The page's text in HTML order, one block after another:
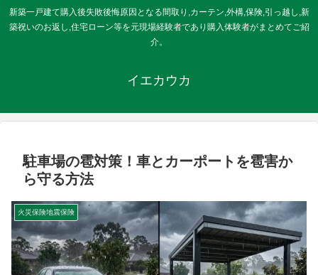
新築一戸建て購入後失敗後悔原因となる間取り,カーテン,外構,保険,引っ越し,新
築祝いのお返し,住宅ローン等を元現場経験者であり購入体験者がまとめてご紹
介。
イエカウカ
駐車場の雹対策！車とカーポートを雹害か
ら守る方法
火災保険地震保険